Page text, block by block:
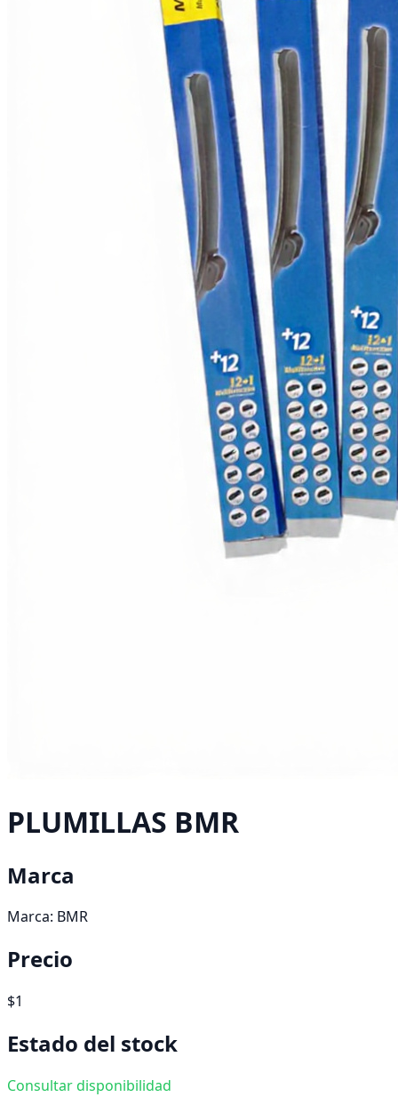
PLUMILLAS BMR
Marca
Marca: BMR
Precio
$1
Estado del stock
Consultar disponibilidad